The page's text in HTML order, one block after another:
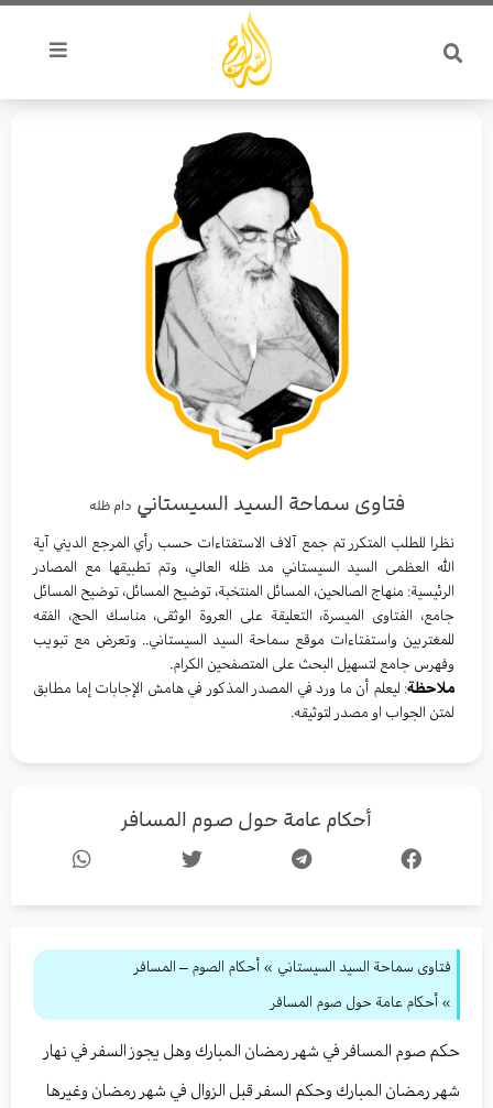
تخطي
المحتوى
فتاوى سماحة السيد السيستاني دام ظله
نظرا للطلب المتكرر تم جمع آلاف الاستفتاءات حسب رأي المرجع الديني آية
الله العظمى السيد السيستاني مد ظله العالي، وتم تطبيقها مع المصادر
الرئيسية: منهاج الصالحين، المسائل المنتخبة، توضيح المسائل، توضيح المسائل
جامع، الفتاوى الميسرة، التعليقة على العروة الوثقى، مناسك الحج، الفقه
للمغتربين واستفتاءات موقع سماحة السيد السيستاني.. وتعرض مع تبويب
وفهرس جامع لتسهيل البحث على المتصفحين الكرام.
ملاحظة: ليعلم أن ما ورد في المصدر المذكور في هامش الإجابات إما مطابق
لمتن الجواب او مصدر لتوثيقه.
أحكام عامة حول صوم المسافر
فتاوى سماحة السيد السيستاني » أحكام الصوم – المسافر
» أحكام عامة حول صوم المسافر
حكم صوم المسافر في شهر رمضان المبارك وهل يجوز السفر في نهار
شهر رمضان المبارك وحكم السفر قبل الزوال في شهر رمضان وغيرها